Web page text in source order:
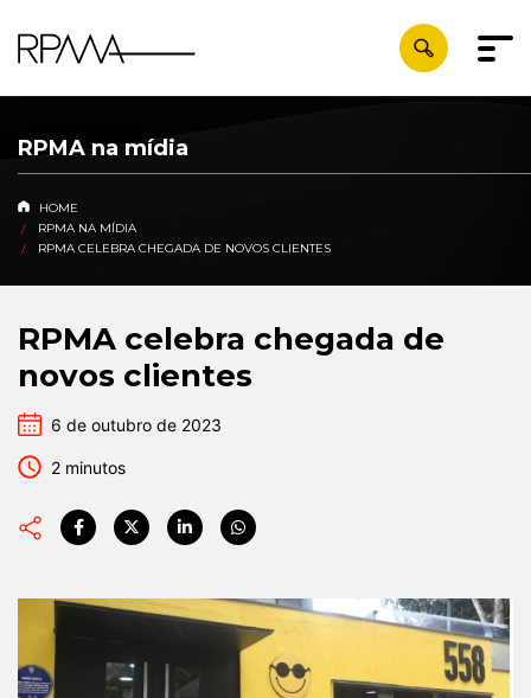
RPMA na mídia
HOME
RPMA NA MÍDIA
RPMA CELEBRA CHEGADA DE NOVOS CLIENTES
RPMA celebra chegada de
novos clientes
6 de outubro de 2023
2 minutos